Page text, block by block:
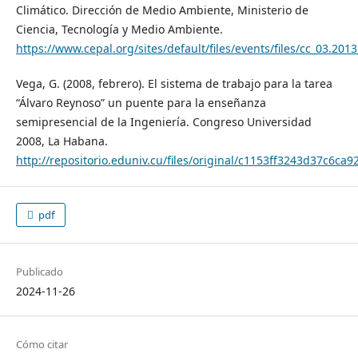
Climático. Dirección de Medio Ambiente, Ministerio de
Ciencia, Tecnología y Medio Ambiente.
https://www.cepal.org/sites/default/files/events/files/
Vega, G. (2008, febrero). El sistema de trabajo para la tarea
“Álvaro Reynoso” un puente para la enseñanza
semipresencial de la Ingeniería. Congreso Universidad
2008, La Habana.
http://repositorio.eduniv.cu/files/original/
pdf
Publicado
2024-11-26
Cómo citar